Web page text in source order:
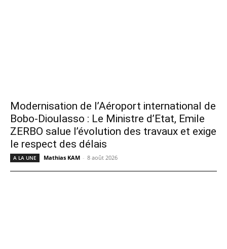
Modernisation de l’Aéroport international de
Bobo-Dioulasso : Le Ministre d’Etat, Emile
ZERBO salue l’évolution des travaux et exige
le respect des délais
A LA UNE Mathias KAM - 8 août 2026